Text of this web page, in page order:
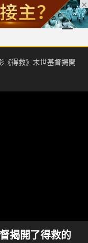
證 信仰解答 聖經
《得救》末世基督揭開
揭開了得救的